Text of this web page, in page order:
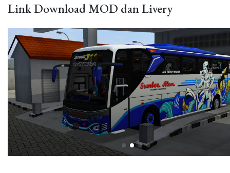
Link Download MOD dan Livery